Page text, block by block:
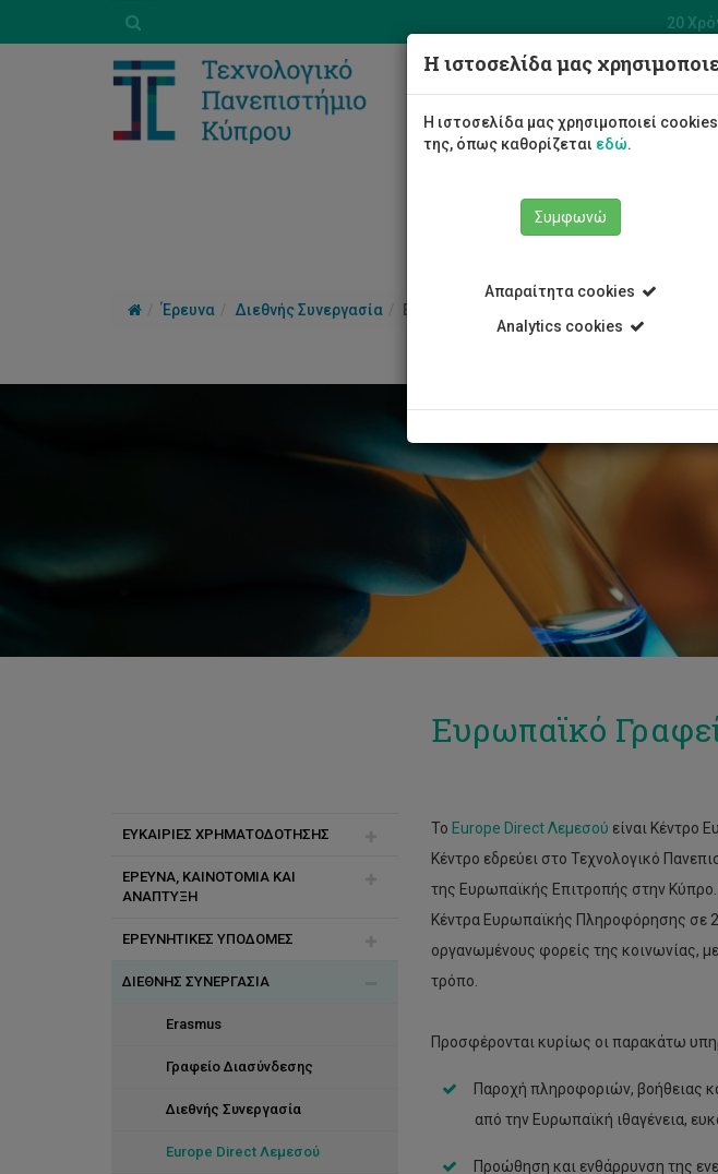
20
Έρευνα Διεθνής Συνεργασία Europe Direct Λεμεσού
ΕΥΚΑΙΡΙΕΣ ΧΡΗΜΑΤΟΔΟΤΗΣΗΣ
Horizon 2020
ΕΡΕΥΝΑ, ΚΑΙΝΟΤΟΜΙΑ ΚΑΙ
ΑΝΑΠΤΥΞΗ
INTENT
Στατιστικά Στοιχεία
Χρηματοδοτούμενα Έργα
ΕΡΕΥΝΗΤΙΚΕΣ ΥΠΟΔΟΜΕΣ
Ερευνητικά Εργαστήρια
Ερευνητικά Κέντρα
ΔΙΕΘΝΗΣ ΣΥΝΕΡΓΑΣΙΑ
Erasmus
Γραφείο Διασύνδεσης
Διεθνής Συνεργασία
Europe Direct Λεμεσού
Ευρωπαϊκό
Το Europe Direct Λεμεσού είναι Κέντρο
Κέντρο εδρεύει στο Τεχνολογικό
της Ευρωπαϊκής Επιτροπής στην
Κέντρα Ευρωπαϊκής Πληροφόρησης σε
οργανωμένους φορείς της κοινωνίας,
τρόπο.
Προσφέρονται κυρίως οι παρακάτω
Παροχή πληροφοριών, βοήθειας
από την Ευρωπαϊκή ιθαγένεια,
Προώθηση και ενθάρρυνση της
Η ιστοσελίδα μας
Η ιστοσελίδα μας χρησιμοποιεί
της, όπως καθορίζεται εδώ.
Συμφωνώ
Απαραίτητα cookies
Analytics cookies